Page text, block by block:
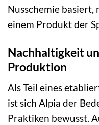
Nusschemie basiert,
einem Produkt der
Nachhaltigkeit
Produktion
Als Teil eines
ist sich Alpia der
Praktiken bewusst.